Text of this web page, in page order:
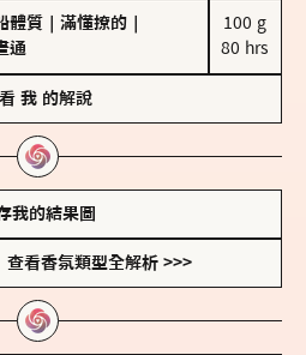
體質 滿懂撩的
通
100 g
80 hrs
我 的解說
我的結果圖
查看香氛類型全解析 >>>